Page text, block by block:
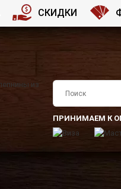
СКИДКИ
ПРИНИМАЕМ К